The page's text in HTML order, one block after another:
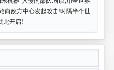
向敌方中心发起攻击!时隔半个世
此开启!